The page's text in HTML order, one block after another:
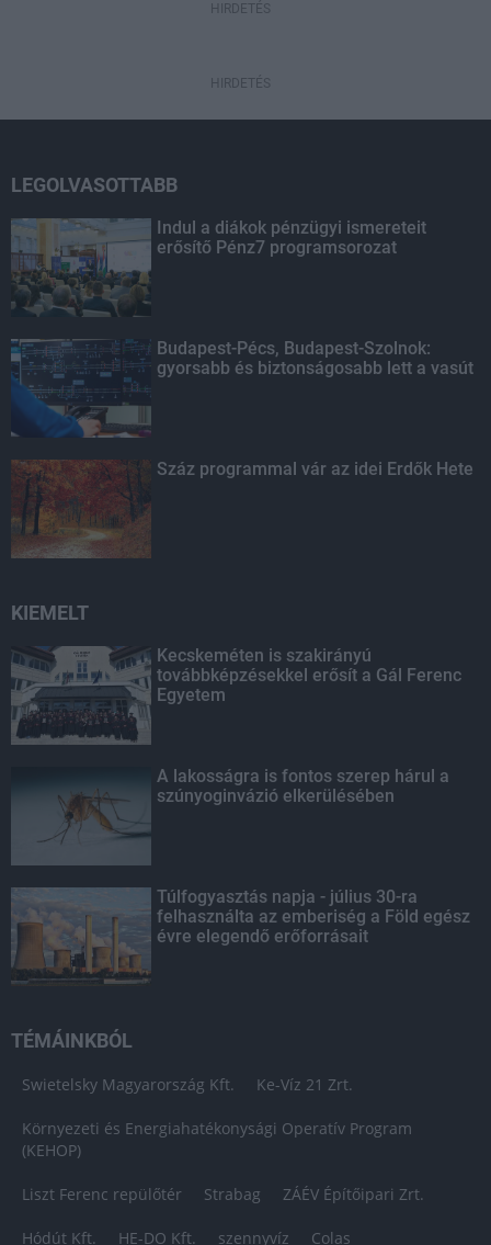
HIRDETÉS
HIRDETÉS
LEGOLVASOTTABB
Indul a diákok pénzügyi ismereteit
erősítő Pénz7 programsorozat
Budapest-Pécs, Budapest-Szolnok:
gyorsabb és biztonságosabb lett a vasút
Száz programmal vár az idei Erdők Hete
KIEMELT
Kecskeméten is szakirányú
továbbképzésekkel erősít a Gál Ferenc
Egyetem
A lakosságra is fontos szerep hárul a
szúnyoginvázió elkerülésében
Túlfogyasztás napja - július 30-ra
felhasználta az emberiség a Föld egész
évre elegendő erőforrásait
TÉMÁINKBÓL
Swietelsky Magyarország Kft. Ke-Víz 21 Zrt.
Környezeti és Energiahatékonysági Operatív Program
(KEHOP)
Liszt Ferenc repülőtér Strabag ZÁÉV Építőipari Zrt.
Hódút Kft. HE-DO Kft. szennyvíz Colas